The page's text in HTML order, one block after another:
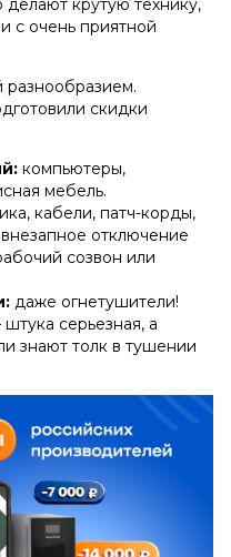
крутую технику,
с очень приятной
разнообразием.
скидки
компьютеры,
мебель.
кабели, патч-корды,
отключение
созвон или
даже огнетушители!
серьезная, а
знают толк в тушении